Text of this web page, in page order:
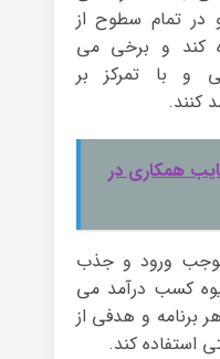
در تمام سطوح از
کند و برخی می
و با تمرکز بر
کنند.
همکاری در
موجب ورود و جذب
کسب درآمد می
برنامه و هدفی از
استفاده کند.